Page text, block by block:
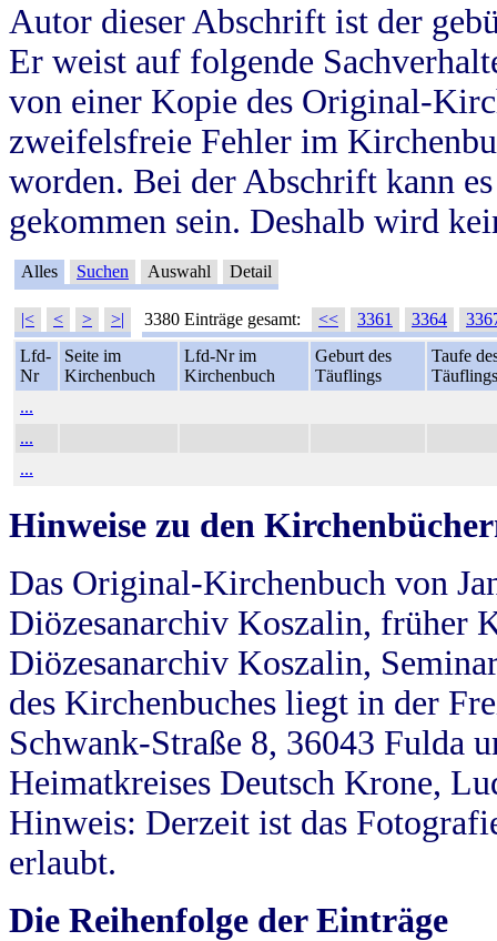
Autor dieser Abschrift ist der
Er weist auf folgende
von einer Kopie des Original-
zweifelsfreie Fehler im
worden. Bei der Abschrift kann
gekommen sein. Deshalb wird
Alles Suchen Auswahl Detail
|< < > >| 3380 Einträge gesamt: << 3361 3364
Lfd-
Nr
Seite im
Kirchenbuch
Lfd-Nr im
Kirchenbuch
Geburt des
Täuflings
Taufe
Täuflings
...
...
...
Hinweise zu den
Das Original-Kirchenbuch von
Diözesanarchiv Koszalin, früher
Diözesanarchiv Koszalin,
des Kirchenbuches liegt in der
Schwank-Straße 8, 36043 Fulda
Heimatkreises Deutsch Krone,
Hinweis: Derzeit ist das
erlaubt.
Die Reihenfolge der Einträge